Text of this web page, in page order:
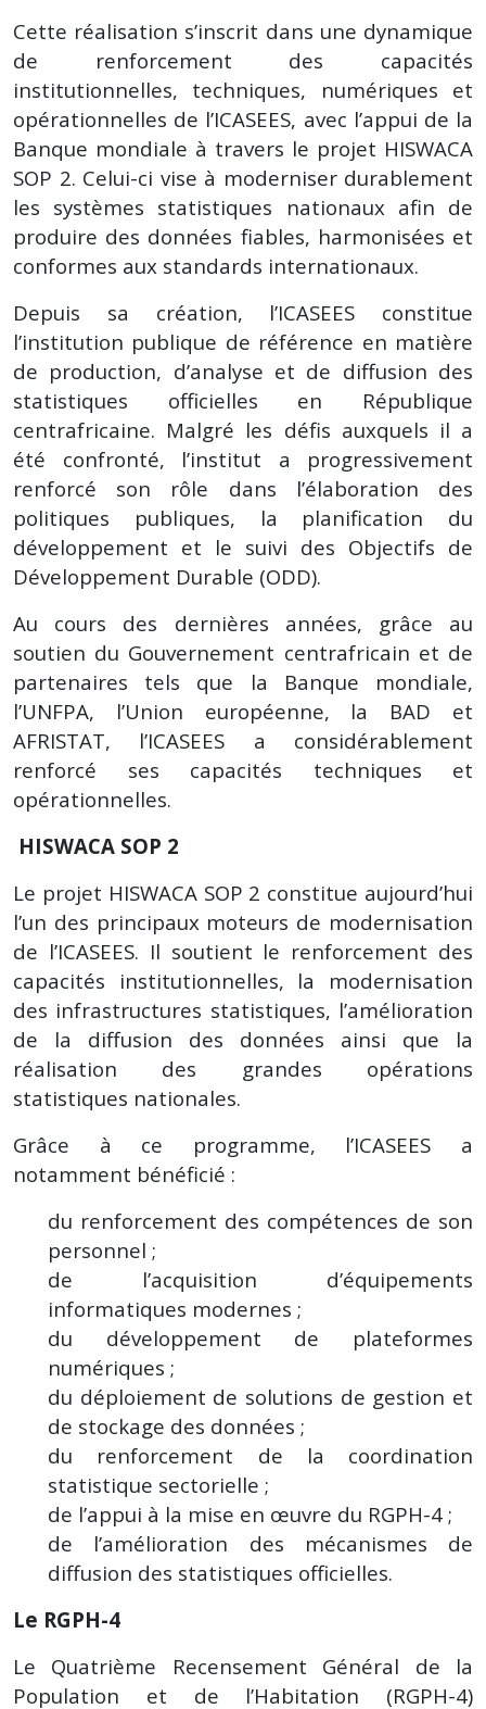
Cette réalisation s’inscrit dans une dynamique
de renforcement des capacités
institutionnelles, techniques, numériques et
opérationnelles de l’ICASEES, avec l’appui de la
Banque mondiale à travers le projet HISWACA
SOP 2. Celui-ci vise à moderniser durablement
les systèmes statistiques nationaux afin de
produire des données fiables, harmonisées et
conformes aux standards internationaux.
Depuis sa création, l’ICASEES constitue
l’institution publique de référence en matière
de production, d’analyse et de diffusion des
statistiques officielles en République
centrafricaine. Malgré les défis auxquels il a
été confronté, l’institut a progressivement
renforcé son rôle dans l’élaboration des
politiques publiques, la planification du
développement et le suivi des Objectifs de
Développement Durable (ODD).
Au cours des dernières années, grâce au
soutien du Gouvernement centrafricain et de
partenaires tels que la Banque mondiale,
l’UNFPA, l’Union européenne, la BAD et
AFRISTAT, l’ICASEES a considérablement
renforcé ses capacités techniques et
opérationnelles.
HISWACA SOP 2
Le projet HISWACA SOP 2 constitue aujourd’hui
l’un des principaux moteurs de modernisation
de l’ICASEES. Il soutient le renforcement des
capacités institutionnelles, la modernisation
des infrastructures statistiques, l’amélioration
de la diffusion des données ainsi que la
réalisation des grandes opérations
statistiques nationales.
Grâce à ce programme, l’ICASEES a
notamment bénéficié :
du renforcement des compétences de son
personnel ;
de l’acquisition d’équipements
informatiques modernes ;
du développement de plateformes
numériques ;
du déploiement de solutions de gestion et
de stockage des données ;
du renforcement de la coordination
statistique sectorielle ;
de l’appui à la mise en œuvre du RGPH-4 ;
de l’amélioration des mécanismes de
diffusion des statistiques officielles.
Le RGPH-4
Le Quatrième Recensement Général de la
Population et de l’Habitation (RGPH-4)